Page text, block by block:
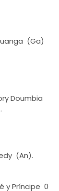
(Ga)
Doumbia
(An).
y Príncipe 0